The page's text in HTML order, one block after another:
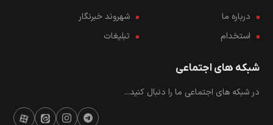
درباره ما
شهروند خبرنگار
استخدام
تبلیغات
شبکه های اجتماعی
در شبکه های اجتماعی ما را دنبال کنید...